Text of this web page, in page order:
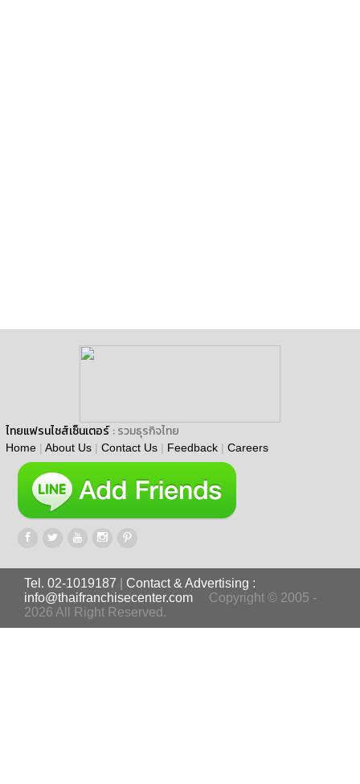
ไทยแฟรนไชส์เซ็นเตอร์ : รวมธุรกิจไทย
Home | About Us | Contact Us | Feedback | Careers
Tel. 02-1019187
Contact & Advertising :
info@thaifranchisecenter.com
Copyright © 2005 -
2026 All Right Reserved.